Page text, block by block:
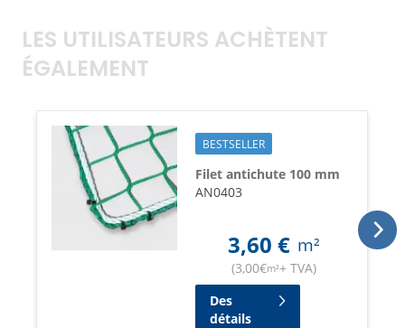
LES UTILISATEURS ACHÈTENT
ÉGALEMENT
BESTSELLER
Filet antichute 100 mm
AN0403
3,60 € m²
(3,00€m²+ TVA)
Des
détails